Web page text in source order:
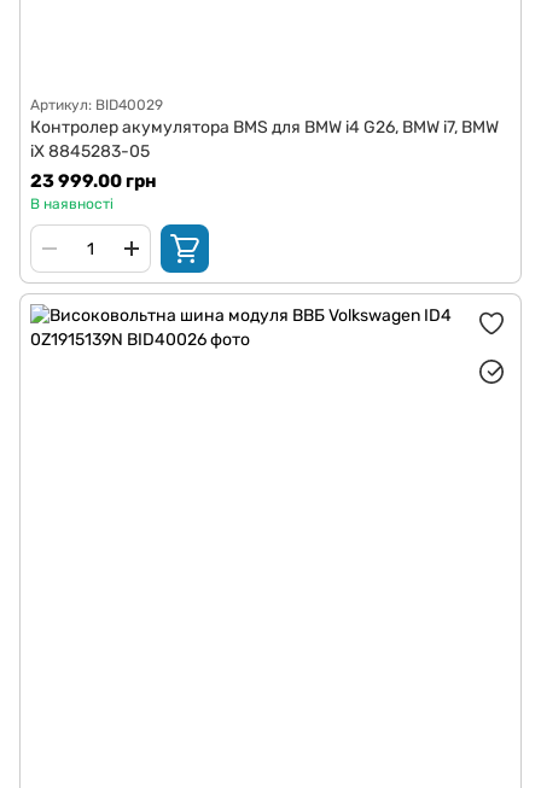
Артикул: BID40029
Контролер акумулятора BMS для BMW i4 G26, BMW i7, BMW
iX 8845283-05
23 999.00 грн
В наявності